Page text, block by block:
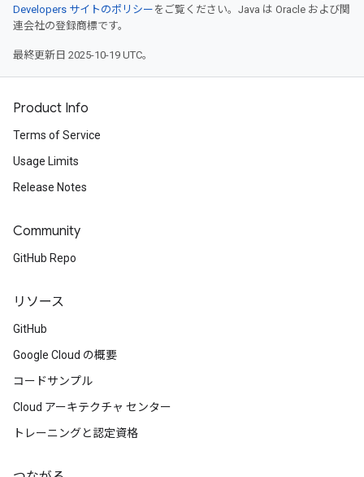
Developers サイトのポリシー をご覧ください。Java は Oracle および関
連会社の登録商標です。
最終更新日 2025-10-19 UTC。
Product Info
Terms of Service
Usage Limits
Release Notes
Community
GitHub Repo
リソース
GitHub
Google Cloud の概要
コードサンプル
Cloud アーキテクチャ センター
トレーニングと認定資格